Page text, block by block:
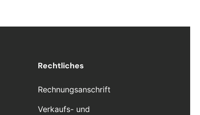
Rechtliches
Rechnungsanschrift
Verkaufs- und